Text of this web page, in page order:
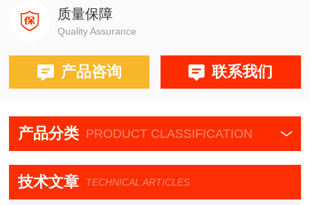
瓦里安3800系列
布鲁克PE580,590,680,690
质量保障
Quality Assurance
产品咨询 联系我们
产品分类 PRODUCT CLASSIFICATION
技术文章 TECHNICAL ARTICLES